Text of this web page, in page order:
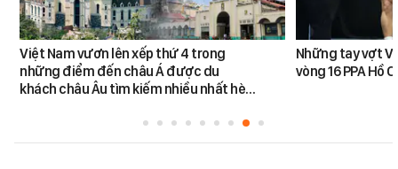
Việt Nam vươn lên xếp thứ 4 trong
những điểm đến châu Á được du
khách châu Âu tìm kiếm nhiều nhất hè…
Những tay vợt
vòng 16 PPA Hồ